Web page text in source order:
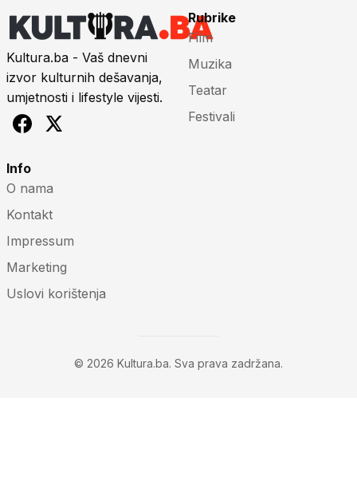
Kultura.ba - Vaš dnevni
izvor kulturnih dešavanja,
umjetnosti i lifestyle vijesti.
Rubrike
Film
Muzika
Teatar
Festivali
Info
O nama
Kontakt
Impressum
Marketing
Uslovi korištenja
© 2026 Kultura.ba. Sva prava zadržana.